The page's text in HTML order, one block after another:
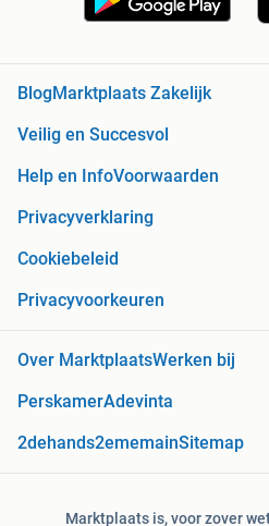
BlogMarktplaats Zakelijk
Veilig en Succesvol
Help en InfoVoorwaarden
Privacyverklaring
Cookiebeleid
Privacyvoorkeuren
Over MarktplaatsWerken bij
PerskamerAdevinta
2dehands2ememainSitemap
Marktplaats is, voor zover